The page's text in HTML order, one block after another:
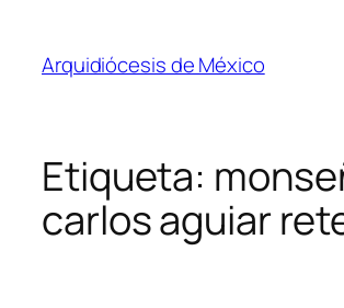
contenido
Arquidiócesis de México
Etiqueta:
carlos aguiar